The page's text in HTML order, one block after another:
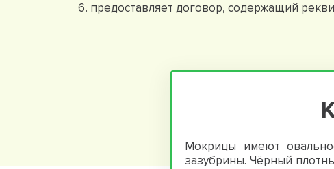
предоставляет договор, содержащий
Мокрицы имеют
зазубрины. Чёрный